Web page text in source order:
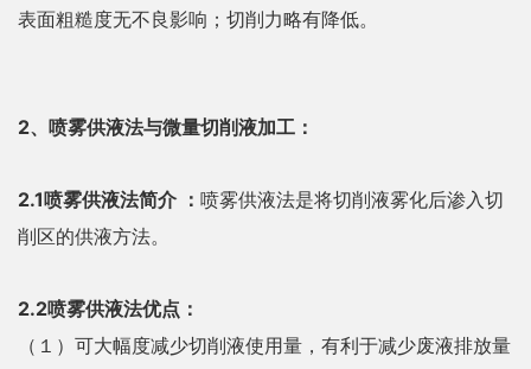
表面粗糙度无不良影响；切削力略有降低。
2、喷雾供液法与微量切削液加工：
2.1喷雾供液法简介 ： 喷雾供液法是将切削液雾化后渗入切
削区的供液方法。
2.2喷雾供液法优点：
（１）可大幅度减少切削液使用量，有利于减少废液排放量